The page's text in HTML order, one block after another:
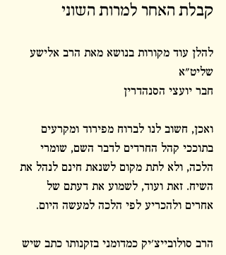
קבלת האחר למרות השוני
להלן עוד מקורות בנושא מאת הרב אלישע
שליט"א
חבר יועצי הסנהדרין
ואכן, חשוב לנו לברוח מפירוד ומקרעים
בתוככי קהל החרדים לדבר השם, שומרי
הלכה, ולא לתת מקום לשנאת חינם לנהל את
השיח. זאת ועוד, לשמוע את דעתם של
אחרים ולהכריע לפי הלכה למעשה היום.
הרב סולובייצ'יק כמדומני בזקנותו כתב שיש